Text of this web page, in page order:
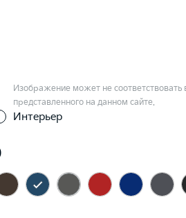
Изображение может не
представленного на данном сайте.
Интерьер